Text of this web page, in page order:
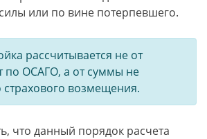
или по вине потерпевшего.
рассчитывается не от
по ОСАГО, а от суммы не
возмещения.
что данный порядок расчета